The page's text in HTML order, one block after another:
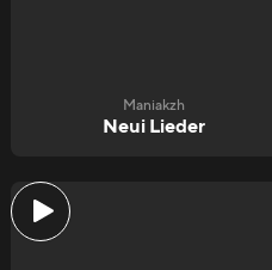
Maniakzh
Neui Lieder